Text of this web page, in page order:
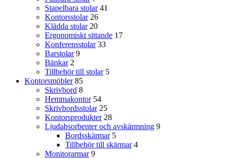
Stapelbara stolar 41
Kontorsstolar 26
Klädda stolar 20
Ergonomiskt sittande 17
Konferensstolar 33
Barstolar 9
Bänkar 2
Tillbehör till stolar 5
Kontorsmöbler 85
Skrivbord 8
Hemmakontor 54
Skrivbordsstolar 25
Kontorsprodukter 28
Ljudabsorbenter och avskärmning 9
Bordsskärmar 5
Tillbehör till skärmar 4
Monitorarmar 9